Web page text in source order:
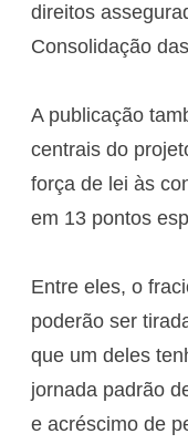
direitos
Consolidação
A publicação
centrais do
força de lei às
em 13 pontos
Entre eles, o
poderão ser
que um deles
jornada padrão
e acréscimo de